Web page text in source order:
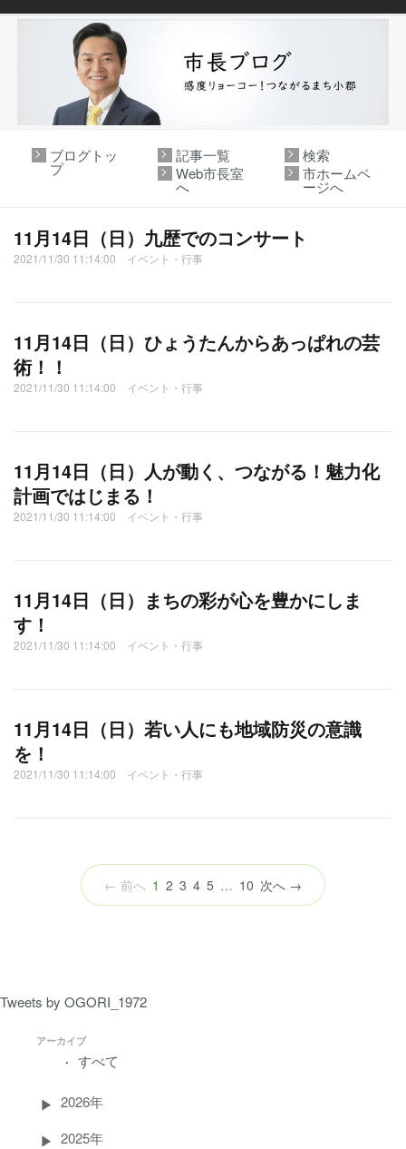
ブログトッ
プ
記事一覧
検索
Web市長室
へ
市ホームペ
ージへ
Tweets by OGORI_1972
アーカイブ
すべて
2026年
2025年
11月14日（日）九歴でのコンサート
2021/11/30 11:14:00 イベント・行事
11月14日（日）ひょうたんからあっぱれの芸
術！！
2021/11/30 11:14:00 イベント・行事
11月14日（日）人が動く、つながる！魅力化
計画ではじまる！
2021/11/30 11:14:00 イベント・行事
11月14日（日）まちの彩が心を豊かにしま
す！
2021/11/30 11:14:00 イベント・行事
11月14日（日）若い人にも地域防災の意識
を！
2021/11/30 11:14:00 イベント・行事
← 前へ 1 （こ
の
2 3 4 5 … 10 次へ →